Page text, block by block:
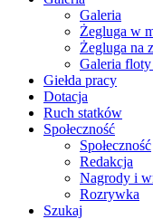
Galeria
Żegluga w
Żegluga na
Galeria floty
Giełda pracy
Dotacja
Ruch statków
Społeczność
Społeczność
Redakcja
Nagrody i
Rozrywka
Szukaj